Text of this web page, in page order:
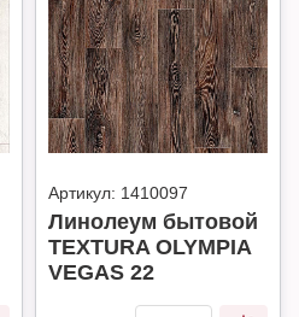
Артикул: 1410097
Линолеум бытовой
TEXTURA OLYMPIA
VEGAS 22